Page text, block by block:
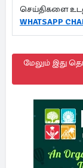
செய்திகளை
WHATSAPP
மேலும் இது